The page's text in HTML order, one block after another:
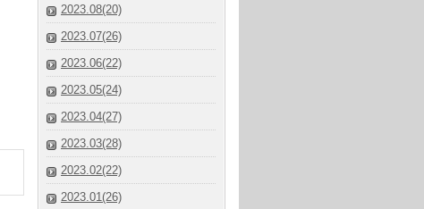
2023.08(20)
2023.07(26)
2023.06(22)
2023.05(24)
2023.04(27)
2023.03(28)
2023.02(22)
2023.01(26)